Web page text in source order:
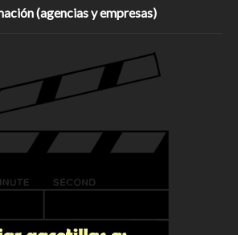
(agencias y empresas)